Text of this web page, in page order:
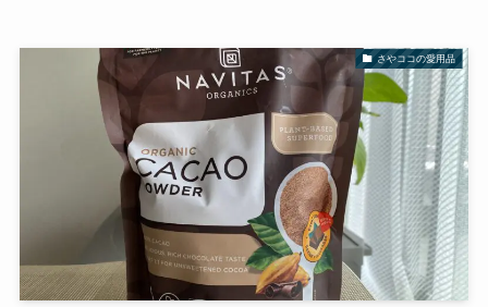
さやココの愛用品